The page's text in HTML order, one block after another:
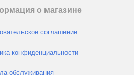
о магазине
соглашение
конфиденциальности
обслуживания